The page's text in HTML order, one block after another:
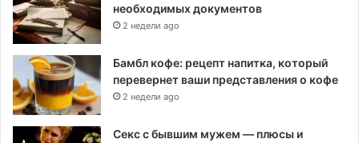
необходимых документов
2 недели ago
Бамбл кофе: рецепт напитка, который
перевернет ваши представления о кофе
2 недели ago
Секс с бывшим мужем — плюсы и